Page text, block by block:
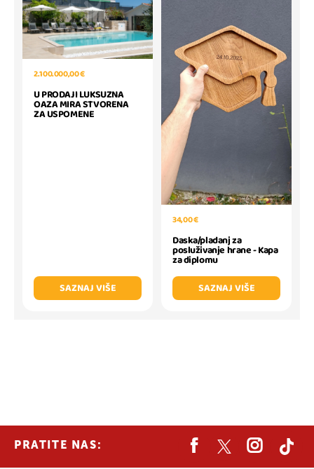
2.100.000,00 €
U PRODAJI LUKSUZNA
OAZA MIRA STVORENA
ZA USPOMENE
SAZNAJ VIŠE
34,00 €
Daska/pladanj za
posluživanje hrane - Kapa
za diplomu
SAZNAJ VIŠE
PRATITE NAS: